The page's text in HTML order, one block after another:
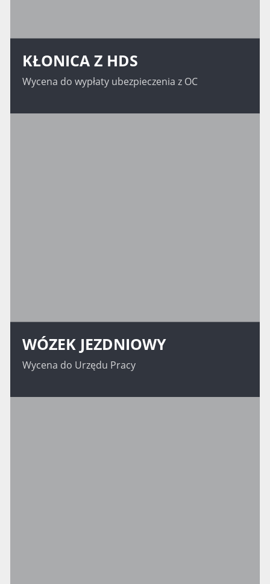
KŁONICA Z HDS
Wycena do wypłaty ubezpieczenia z OC
WÓZEK JEZDNIOWY
Wycena do Urzędu Pracy